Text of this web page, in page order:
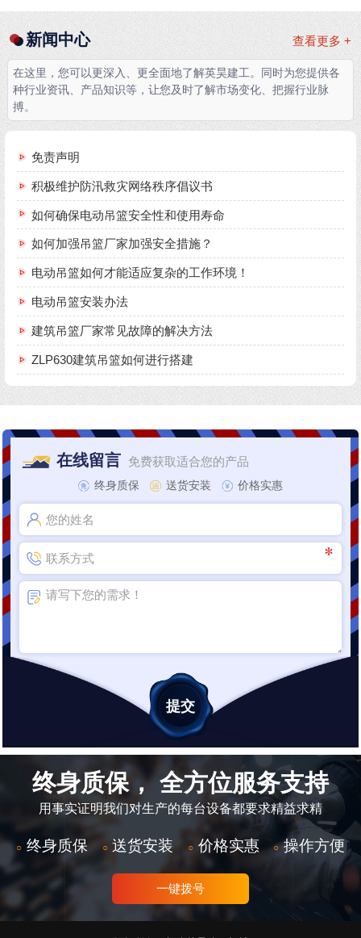
查看更多 +
新闻中心
在这里，您可以更深入、更全面地了解英昊建工。同时为您提供各
种行业资讯、产品知识等，让您及时了解市场变化、把握行业脉
搏。
免责声明
积极维护防汛救灾网络秩序倡议书
如何确保电动吊篮安全性和使用寿命
如何加强吊篮厂家加强安全措施？
电动吊篮如何才能适应复杂的工作环境！
电动吊篮安装办法
建筑吊篮厂家常见故障的解决方法
ZLP630建筑吊篮如何进行搭建
在线留言 免费获取适合您的产品
终身质保 送货安装 价格实惠
终身质保， 全方位服务支持
用事实证明我们对生产的每台设备都要求精益求精
○ 终身质保 ○ 送货安装 ○ 价格实惠 ○ 操作方便
一键拨号